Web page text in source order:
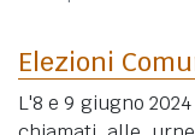
Elezioni
L'8 e 9 giugno